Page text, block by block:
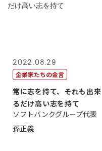
2022.08.29
企業家たちの金言
常に志を持て、それも出来
るだけ高い志を持て
ソフトバンクグループ代表
孫正義